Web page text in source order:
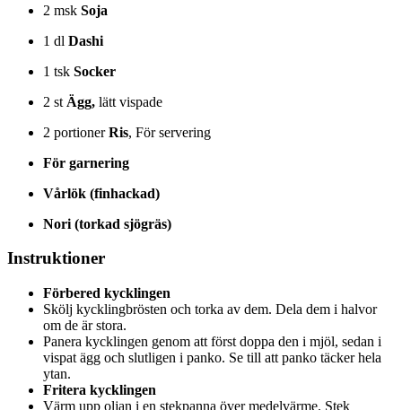
2 msk Soja
1 dl Dashi
1 tsk Socker
2 st Ägg, lätt vispade
2 portioner Ris, För servering
För garnering
Vårlök (finhackad)
Nori (torkad sjögräs)
Instruktioner
Förbered kycklingen
Skölj kycklingbrösten och torka av dem. Dela dem i halvor
om de är stora.
Panera kycklingen genom att först doppa den i mjöl, sedan i
vispat ägg och slutligen i panko. Se till att panko täcker hela
ytan.
Fritera kycklingen
Värm upp oljan i en stekpanna över medelvärme. Stek